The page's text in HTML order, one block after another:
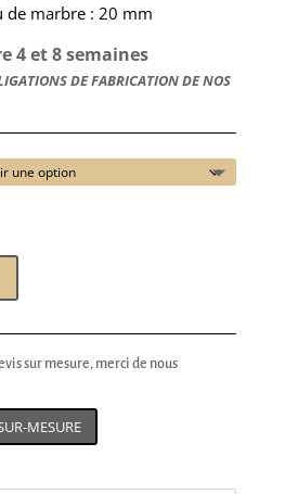
de marbre : 20 mm
4 et 8 semaines
DE FABRICATION DE NOS
sur mesure, merci de nous
MESURE